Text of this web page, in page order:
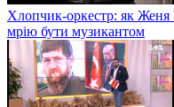
Хлопчик-оркестр: як Женя
мрію бути музикантом